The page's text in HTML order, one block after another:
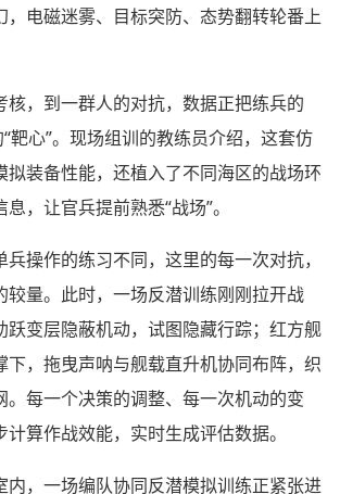
，电磁迷雾、目标突防、态势翻转轮番上
核，到一群人的对抗，数据正把练兵的
靶心”。现场组训的教练员介绍，这套仿
拟装备性能，还植入了不同海区的战场环
，让官兵提前熟悉“战场”。
兵操作的练习不同，这里的每一次对抗，
较量。此时，一场反潜训练刚刚拉开战
跃变层隐蔽机动，试图隐藏行踪；红方舰
下，拖曳声呐与舰载直升机协同布阵，织
。每一个决策的调整、每一次机动的变
算作战效能，实时生成评估数据。
内，一场编队协同反潜模拟训练正紧张进